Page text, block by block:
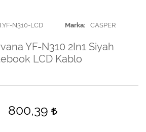
N310-LCD Marka CASPER
YF-N310 2In1 Siyah
LCD Kablo
800,39